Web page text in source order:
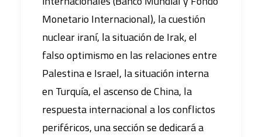
Monetario Internacional), la cuestión
nuclear iraní, la situación de Irak, el
falso optimismo en las relaciones entre
Palestina e Israel, la situación interna
en Turquía, el ascenso de China, la
respuesta internacional a los conflictos
periféricos, una sección se dedicará a